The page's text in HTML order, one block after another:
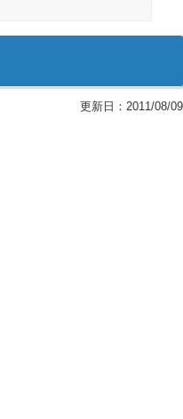
更新日： 2011/08/09